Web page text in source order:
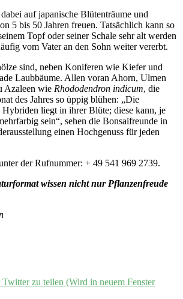
auf japanische Blütenträume und
5 bis 50 Jahren freuen. Tatsächlich kann so
Topf oder seiner Schale sehr alt werden
vom Vater an den Sohn weiter vererbt.
sind, neben Koniferen wie Kiefer und
Laubbäume. Allen voran Ahorn, Ulmen
Azaleen wie Rhododendron indicum, die
des Jahres so üppig blühen: „Die
Hybriden liegt in ihrer Blüte; diese kann, je
sein“, sehen die Bonsaifreunde in
einen Hochgenuss für jeden
der Rufnummer: + 49 541 969 2739.
wissen nicht nur Pflanzenfreude
zu teilen (Wird in neuem Fenster